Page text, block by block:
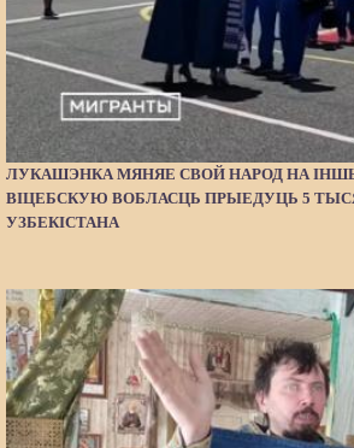
ЛУКАШЭНКА МЯНЯЕ СВОЙ НАРОД НА
ВІЦЕБСКУЮ ВОБЛАСЦЬ ПРЫЕДУЦЬ 5
УЗБЕКІСТАНА